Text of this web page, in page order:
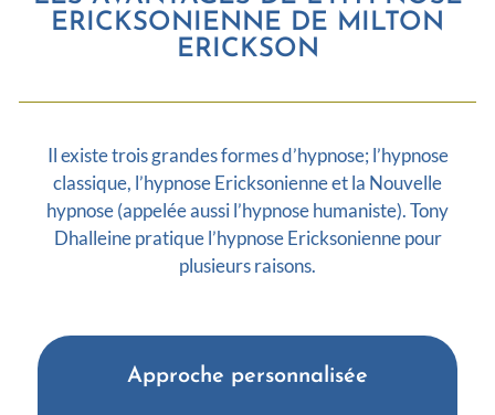
ERICKSONIENNE DE MILTON
ERICKSON
Il existe trois grandes formes d’hypnose; l’hypnose
classique, l’hypnose Ericksonienne et la Nouvelle
hypnose (appelée aussi l’hypnose humaniste). Tony
Dhalleine pratique l’hypnose Ericksonienne pour
plusieurs raisons.
Approche personnalisée